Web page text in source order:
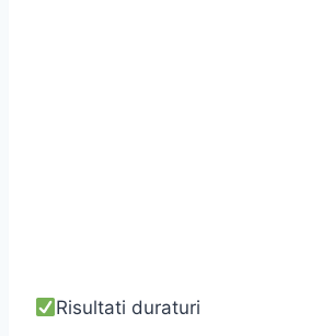
Risultati duraturi